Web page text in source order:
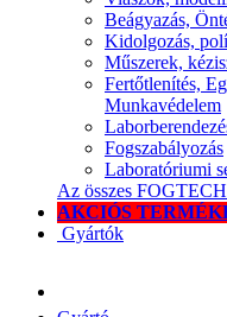
Beágyazás,
Kidolgozás,
Műszerek,
Fertőtlenítés,
Munkavédelem
Fogszabályozás
Laboratóriumi
Az összes
AKCIÓS
Gyártók